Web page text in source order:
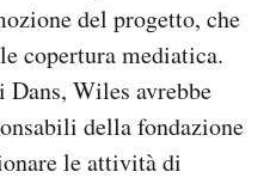
del progetto, che
copertura mediatica.
Wiles avrebbe
della fondazione
le attività di